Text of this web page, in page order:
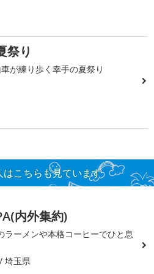
祭り
が練り歩く幸手の夏祭り
こちらも見ています
内外集約)
ラーメンや本格コーヒーでひと息
埼玉県